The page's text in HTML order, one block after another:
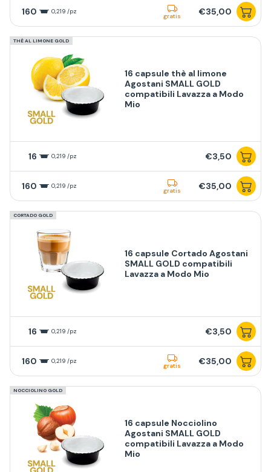
160 0,219 /pz
gratis €35,00
THÈ AL LIMONE GOLD
16 capsule thè al limone
Agostani SMALL GOLD
compatibili Lavazza a Modo
Mio
16 0,219 /pz €3,50
160 0,219 /pz
gratis €35,00
CORTADO GOLD
16 capsule Cortado Agostani
SMALL GOLD compatibili
Lavazza a Modo Mio
16 0,219 /pz €3,50
160 0,219 /pz
gratis €35,00
NOCCIOLINO GOLD
16 capsule Nocciolino
Agostani SMALL GOLD
compatibili Lavazza a Modo
Mio